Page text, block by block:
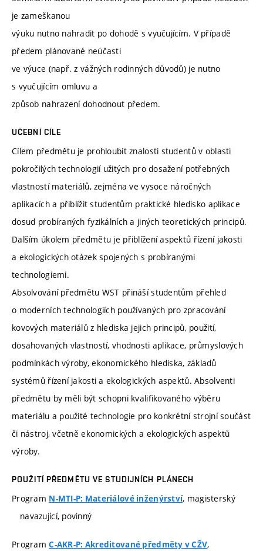
je zameškanou
výuku nutno nahradit po dohodě s vyučujícím. V případě
předem plánované neúčasti
ve výuce (např. z vážných rodinných důvodů) je nutno
s vyučujícím omluvu a
způsob nahrazení dohodnout předem.
UČEBNÍ CÍLE
Cílem předmětu je prohloubit znalosti studentů v oblasti
pokročilých technologií užitých pro dosažení potřebných
vlastností materiálů, zejména ve vysoce náročných
aplikacích a přiblížit studentům praktické hledisko aplikace
dosud probíraných fyzikálních a jiných teoretických principů.
Dalším úkolem předmětu je přiblížení aspektů řízení jakosti
a ekologických otázek spojených s probíranými
technologiemi.
Absolvování předmětu WST přináší studentům přehled
o moderních technologiích používaných pro zpracování
kovových materiálů z hlediska jejich principů, použití,
dosahovaných vlastností, vhodnosti aplikace, průmyslových
podmínkách výroby, ekonomického hlediska, základů
systémů řízení jakosti a ekologických aspektů. Absolventi
předmětu by měli být schopni kvalifikovaného výběru
materiálu a použité technologie pro konkrétní strojní součást
či nástroj, včetně ekonomických a ekologických aspektů
výroby.
POUŽITÍ PŘEDMĚTU VE STUDIJNÍCH PLÁNECH
Program N-MTI-P: Materiálové inženýrství, magisterský
navazující, povinný
ProgramC-AKR-P: Akreditované předměty v CŽV,